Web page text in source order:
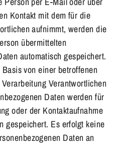
Kontakt mit dem für die
aufnimmt, werden die
übermittelten
automatisch gespeichert.
von einer betroffenen
Verantwortlichen
Daten werden für
oder der Kontaktaufnahme
gespeichert. Es erfolgt keine
Daten an